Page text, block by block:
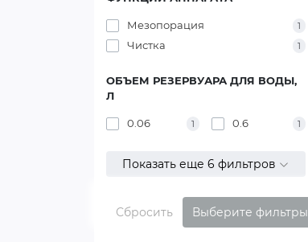
Мезопорация 1
Чистка 1
ОБЪЕМ РЕЗЕРВУАРА ДЛЯ ВОДЫ,
Л
0.06 1 0.6 1
Показать еще 6 фильтров
Сбросить Выберите фильтры